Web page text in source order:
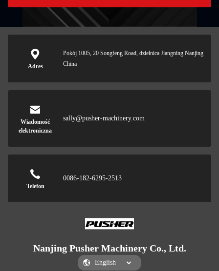
Adres
Pokój 1005, 20 Songfeng Road, dzielnica Jiangning Nanjing
China
Wiadomość
elektroniczna
sally@pusher-machinery.com
Telefon
0086-182-6295-2513
Nanjing Pusher Machinery Co., Ltd.